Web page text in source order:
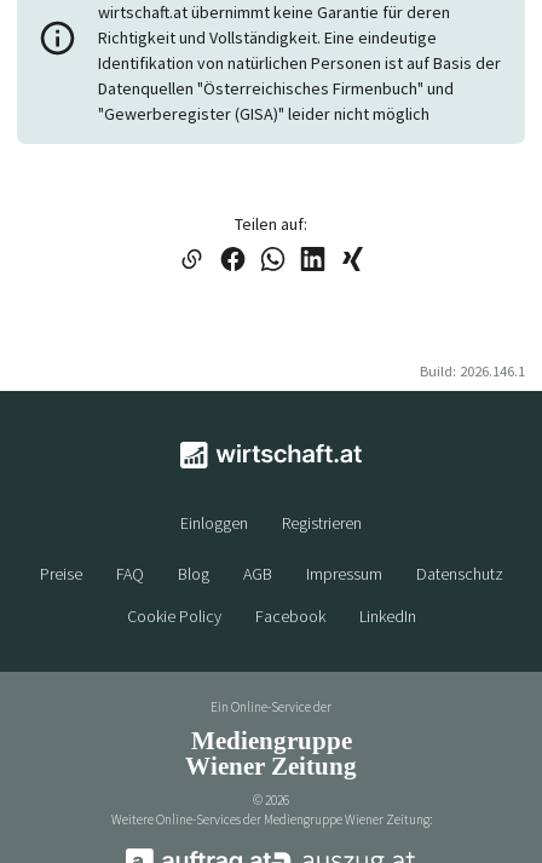
wirtschaft.at übernimmt keine Garantie für deren
Richtigkeit und Vollständigkeit. Eine eindeutige
Identifikation von natürlichen Personen ist auf Basis der
Datenquellen "Österreichisches Firmenbuch" und
"Gewerberegister (GISA)" leider nicht möglich
Teilen auf:
Build: 2026.146.1
Einloggen Registrieren
Preise FAQ Blog AGB Impressum
Datenschutz
Cookie Policy
Facebook LinkedIn
Ein Online-Service der
Mediengruppe
Wiener Zeitung
© 2026
Weitere Online-Services der Mediengruppe Wiener Zeitung: